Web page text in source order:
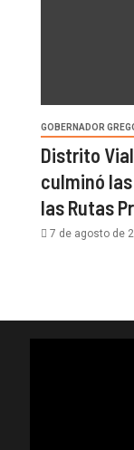
GOBERNADOR
Distrito
culminó
las Rutas
7 de agosto de